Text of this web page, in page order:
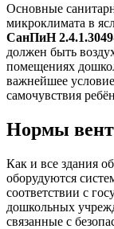
Основные
микроклимата в
СанПиН
должен быть
помещениях
важнейшее
самочувствия
Нормы
Как и все здания
оборудуются
соответствии с
дошкольных
связанные с